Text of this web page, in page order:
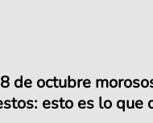
de octubre
esto es lo que